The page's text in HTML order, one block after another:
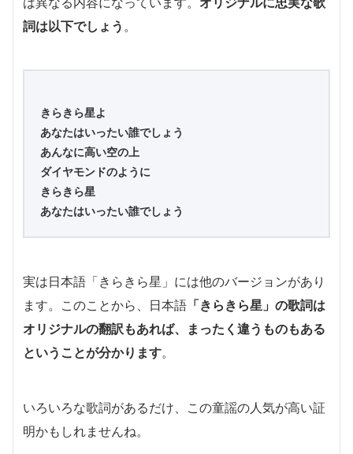
詞は以下でしょう 。
きらきら星よ
あなたはいったい誰でしょう
あんなに高い空の上
ダイヤモンドのように
きらきら星
あなたはいったい誰でしょう
実は日本語「きらきら星」には他のバージョンがあり
ます。このことから、日本語 「きらきら星」の歌詞は
オリジナルの翻訳もあれば、まったく違うものもある
ということが分かります。
いろいろな歌詞があるだけ、この童謡の人気が高い証
明かもしれませんね。